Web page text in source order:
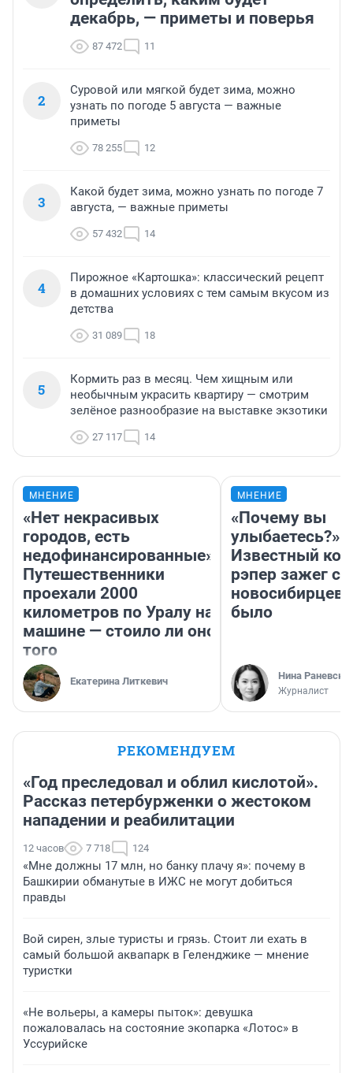
декабрь, — приметы и поверья
87 472 11
2
Суровой или мягкой будет зима, можно
узнать по погоде 5 августа — важные
приметы
78 255 12
3
Какой будет зима, можно узнать по погоде 7
августа, — важные приметы
57 432 14
4
Пирожное «Картошка»: классический рецепт
в домашних условиях с тем самым вкусом из
детства
31 089 18
5
Кормить раз в месяц. Чем хищным или
необычным украсить квартиру — смотрим
зелёное разнообразие на выставке экзотики
27 117 14
МНЕНИЕ
«Нет некрасивых
городов, есть
недофинансированные».
Путешественники
проехали 2000
километров по Уралу на
машине — стоило ли оно
того
Екатерина Литкевич
МНЕНИЕ
«Почему вы
улыбаетесь?»
Известный
рэпер зажег с
новосибирцев:
было
Нина
Журналист
РЕКОМЕНДУЕМ
«Год преследовал и облил кислотой».
Рассказ петербурженки о жестоком
нападении и реабилитации
12 часов 7 718 124
«Мне должны 17 млн, но банку плачу я»: почему в
Башкирии обманутые в ИЖС не могут добиться
правды
Вой сирен, злые туристы и грязь. Стоит ли ехать в
самый большой аквапарк в Геленджике — мнение
туристки
«Не вольеры, а камеры пыток»: девушка
пожаловалась на состояние экопарка «Лотос» в
Уссурийске